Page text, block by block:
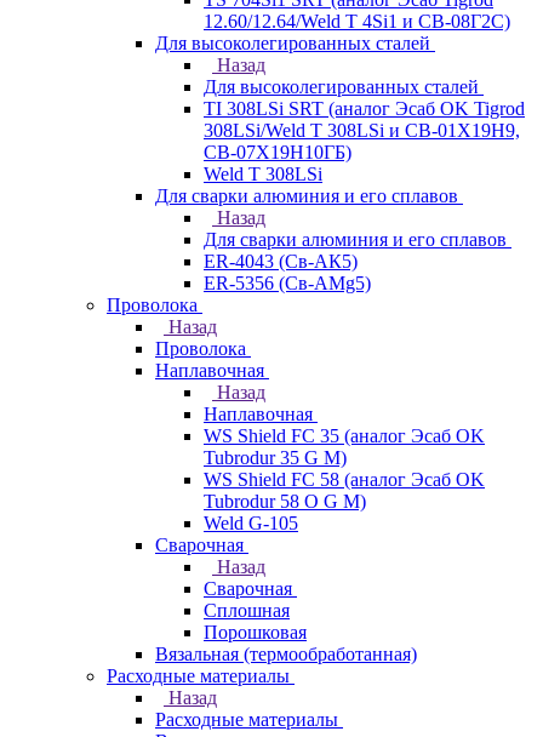
12.60/12.64/Weld T 4Si1 и СВ-08Г2С)
Для высоколегированных сталей
Назад
Для высоколегированных сталей
TI 308LSi SRT (аналог Эсаб OK Tigrod
308LSi/Weld T 308LSi и СВ-01Х19Н9,
СВ-07Х19Н10ГБ)
Weld T 308LSi
Для сварки алюминия и его сплавов
Назад
Для сварки алюминия и его сплавов
ER-4043 (Св-АК5)
ER-5356 (Св-АМg5)
Проволока
Назад
Проволока
Наплавочная
Назад
Наплавочная
WS Shield FC 35 (аналог Эсаб OK
Tubrodur 35 G M)
WS Shield FC 58 (аналог Эсаб OK
Tubrodur 58 O G M)
Weld G-105
Сварочная
Назад
Сварочная
Сплошная
Порошковая
Вязальная (термообработанная)
Расходные материалы
Назад
Расходные материалы